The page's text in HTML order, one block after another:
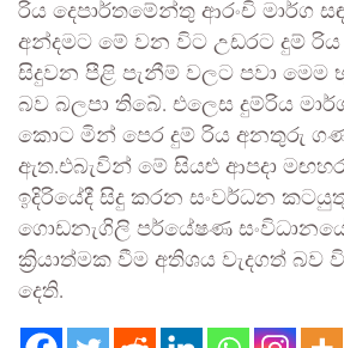
රිය දෙපාර්තමේන්තු ආරංචි මාර්ග
අන්දමට මේ වන විට උඩරට දුම් රිය
සිදුවන පීළි පැනීම් වලට පවා මෙම
බව බලපා තිබේ. එලෙස දුම්රිය
කොට මින් පෙර දුම් රිය අනතුරු
ඇත.එබැවින් මේ සියළු ආපදා
ඉදිරියේදී සිදු කරන සංවර්ධන
ගොඩනැගිලි පර්යේෂණ
ක්‍රියාත්මක වීම අතිශය වැදගත් බව
දෙති.